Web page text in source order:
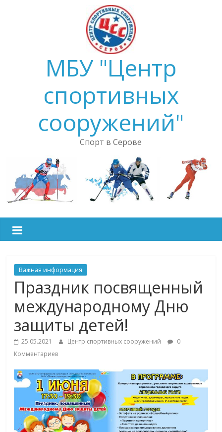
МБУ "Центр
спортивных
сооружений"
Спорт в Серове
Важная информация
Праздник посвященный
международному Дню
защиты детей!
25.05.2021 Центр спортивных сооружений
0
Комментариев